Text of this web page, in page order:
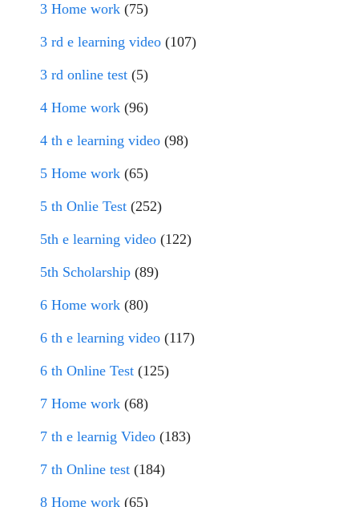
3 Home work (75)
3 rd e learning video (107)
3 rd online test (5)
4 Home work (96)
4 th e learning video (98)
5 Home work (65)
5 th Onlie Test (252)
5th e learning video (122)
5th Scholarship (89)
6 Home work (80)
6 th e learning video (117)
6 th Online Test (125)
7 Home work (68)
7 th e learnig Video (183)
7 th Online test (184)
8 Home work (65)